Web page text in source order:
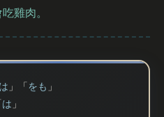
雞肉。
」「をも 」
は 」